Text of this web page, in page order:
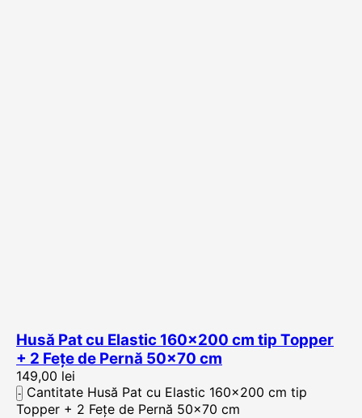
Husă Pat cu Elastic 160×200 cm tip Topper
+ 2 Fețe de Pernă 50×70 cm
149,00 lei
Cantitate Husă Pat cu Elastic 160x200 cm tip
Topper + 2 Fețe de Pernă 50x70 cm